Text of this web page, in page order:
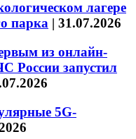
лагере
парка | 31.07.2026
из онлайн-
России запустил
5G-